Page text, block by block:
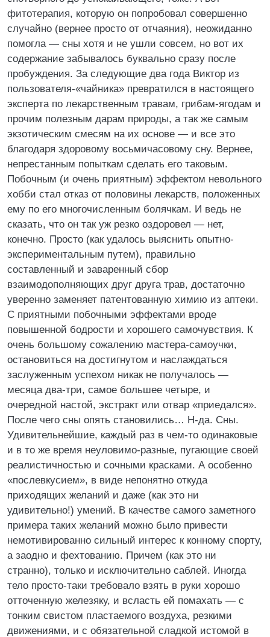
фитотерапия, которую он попробовал совершенно
случайно (вернее просто от отчаяния), неожиданно
помогла — сны хотя и не ушли совсем, но вот их
содержание забывалось буквально сразу после
пробуждения. За следующие два года Виктор из
пользователя-«чайника» превратился в настоящего
эксперта по лекарственным травам, грибам-ягодам и
прочим полезным дарам природы, а так же самым
экзотическим смесям на их основе — и все это
благодаря здоровому восьмичасовому сну. Вернее,
непрестанным попыткам сделать его таковым.
Побочным (и очень приятным) эффектом невольного
хобби стал отказ от половины лекарств, положенных
ему по его многочисленным болячкам. И ведь не
сказать, что он так уж резко оздоровел — нет,
конечно. Просто (как удалось выяснить опытно-
экспериментальным путем), правильно
составленный и заваренный сбор
взаимодополняющих друг друга трав, достаточно
уверенно заменяет патентованную химию из аптеки.
С приятными побочными эффектами вроде
повышенной бодрости и хорошего самочувствия. К
очень большому сожалению мастера-самоучки,
остановиться на достигнутом и наслаждаться
заслуженным успехом никак не получалось —
месяца два-три, самое большее четыре, и
очередной настой, экстракт или отвар «приедался».
После чего сны опять становились… Н-да. Сны.
Удивительнейшие, каждый раз в чем-то одинаковые
и в то же время неуловимо-разные, пугающие своей
реалистичностью и сочными красками. А особенно
«послевкусием», в виде непонятно откуда
приходящих желаний и даже (как это ни
удивительно!) умений. В качестве самого заметного
примера таких желаний можно было привести
немотивированно сильный интерес к конному спорту,
а заодно и фехтованию. Причем (как это ни
странно), только и исключительно саблей. Иногда
тело просто-таки требовало взять в руки хорошо
отточенную железяку, и всласть ей помахать — с
тонким свистом пластаемого воздуха, резкими
движениями, и с обязательной сладкой истомой в